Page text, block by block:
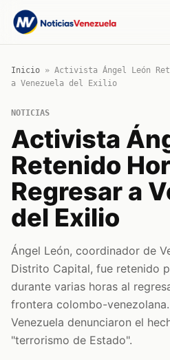
Inicio » Activista Ángel León
a Venezuela del Exilio
NOTICIAS
Activista
Retenido
Regresar a
del Exilio
Ángel León, coordinador de
Distrito Capital, fue retenido
durante varias horas al
frontera colombo-
Venezuela denunciaron el
"terrorismo de Estado".